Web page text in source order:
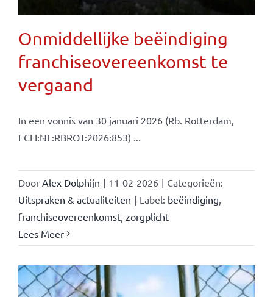
Onmiddellijke beëindiging
franchiseovereenkomst te
vergaand
In een vonnis van 30 januari 2026 (Rb. Rotterdam,
ECLI:NL:RBROT:2026:853) ...
Door Alex Dolphijn | 11-02-2026 | Categorieën:
Uitspraken & actualiteiten | Label: beëindiging
franchiseovereenkomst, zorgplicht
Lees Meer